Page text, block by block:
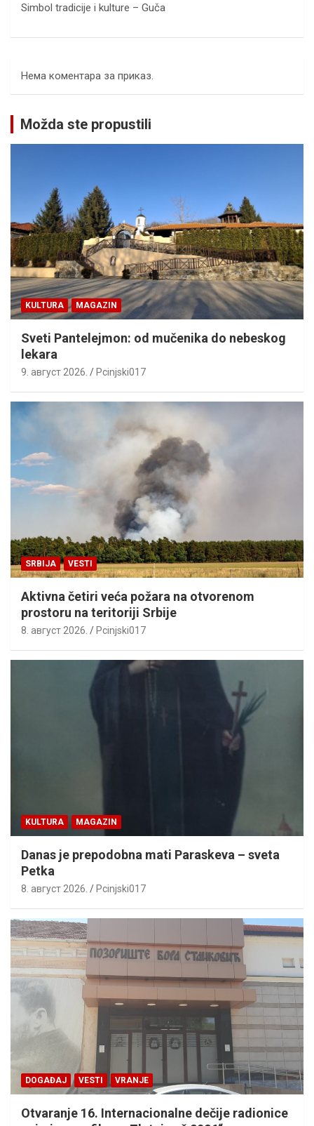
Simbol tradicije i kulture – Guča
Нема коментара за приказ.
Možda ste propustili
KULTURA MAGAZIN
Sveti Pantelejmon: od mučenika do nebeskog
lekara
9. август 2026. Pcinjski017
SRBIJA VESTI
Aktivna četiri veća požara na otvorenom
prostoru na teritoriji Srbije
8. август 2026. Pcinjski017
KULTURA MAGAZIN
Danas je prepodobna mati Paraskeva – sveta
Petka
8. август 2026. Pcinjski017
DOGAĐAJ VESTI VRANJE
Otvaranje 16. Internacionalne dečije radionice